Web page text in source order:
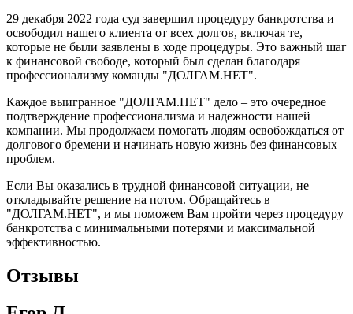
29 декабря 2022 года суд завершил процедуру банкротства и
освободил нашего клиента от всех долгов, включая те,
которые не были заявлены в ходе процедуры. Это важный шаг
к финансовой свободе, который был сделан благодаря
профессионализму команды "ДОЛГАМ.НЕТ".
Каждое выигранное "ДОЛГАМ.НЕТ" дело – это очередное
подтверждение профессионализма и надежности нашей
компании. Мы продолжаем помогать людям освобождаться от
долгового бремени и начинать новую жизнь без финансовых
проблем.
Если Вы оказались в трудной финансовой ситуации, не
откладывайте решение на потом. Обращайтесь в
"ДОЛГАМ.НЕТ", и мы поможем Вам пройти через процедуру
банкротства с минимальными потерями и максимальной
эффективностью.
Отзывы